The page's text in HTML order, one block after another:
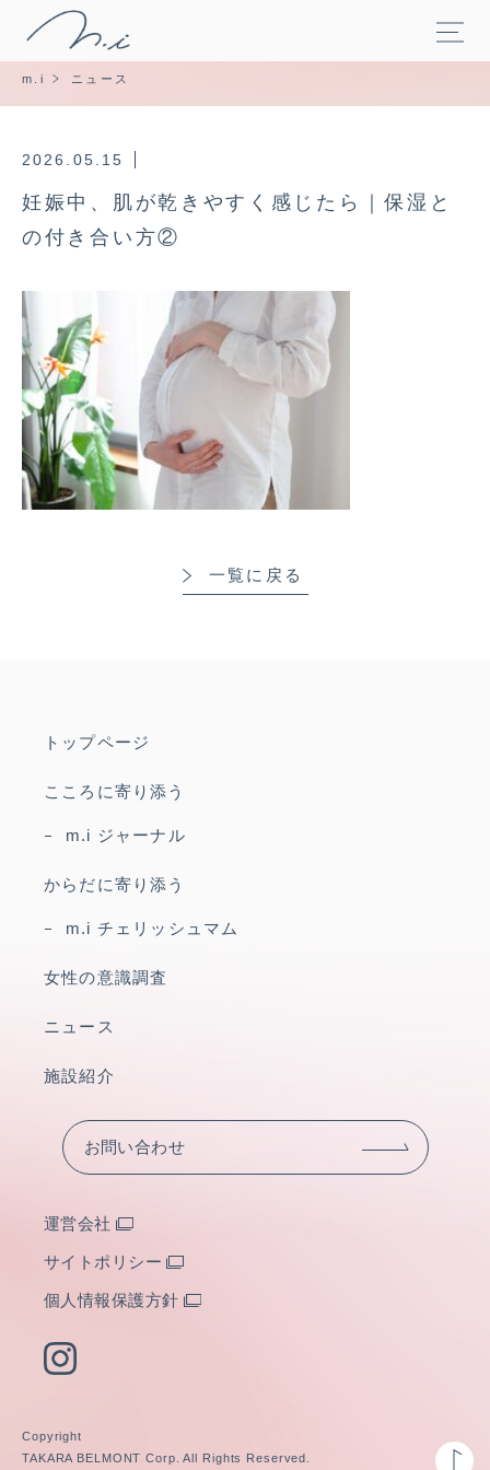
m.i ニュース
2026.05.15
妊娠中、肌が乾きやすく感じたら｜保湿と
の付き合い方②
一覧に戻る
トップページ
こころに寄り添う
m.i ジャーナル
からだに寄り添う
m.i チェリッシュマム
女性の意識調査
ニュース
施設紹介
お問い合わせ
運営会社
サイトポリシー
個人情報保護方針
Copyright
TAKARA BELMONT Corp. All Rights Reserved.